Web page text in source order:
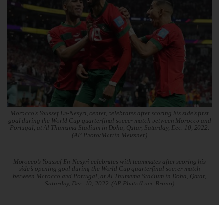
Morocco’s Youssef En-Nesyri, center, celebrates after scoring his side’s first
goal during the World Cup quarterfinal soccer match between Morocco and
Portugal, at Al Thumama Stadium in Doha, Qatar, Saturday, Dec. 10, 2022.
(AP Photo/Martin Meissner)
Morocco’s Youssef En-Nesyri celebrates with teammates after scoring his
side’s opening goal during the World Cup quarterfinal soccer match
between Morocco and Portugal, at Al Thumama Stadium in Doha, Qatar,
Saturday, Dec. 10, 2022. (AP Photo/Luca Bruno)